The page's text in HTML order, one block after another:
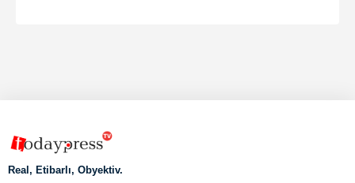
Real, Etibarlı, Obyektiv.